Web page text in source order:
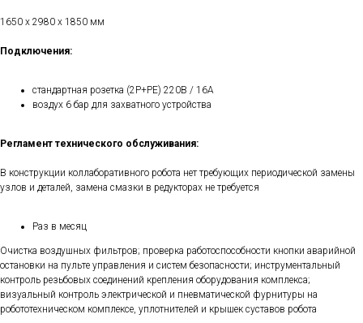
1650 х 2980 х 1850 мм
Подключения:
стандартная розетка (2P+PE) 220В / 16А
воздух 6 бар для захватного устройства
Регламент технического обслуживания:
В конструкции коллаборативного робота нет требующих периодической замены
узлов и деталей, замена смазки в редукторах не требуется
Раз в месяц
Очистка воздушных фильтров; проверка работоспособности кнопки аварийной
остановки на пульте управления и систем безопасности; инструментальный
контроль резьбовых соединений крепления оборудования комплекса;
визуальный контроль электрической и пневматической фурнитуры на
робототехническом комплексе, уплотнителей и крышек суставов робота